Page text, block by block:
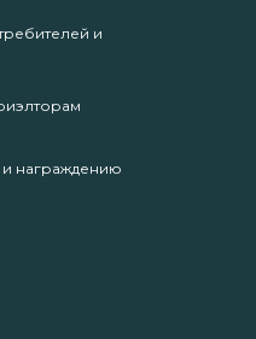
и
награждению